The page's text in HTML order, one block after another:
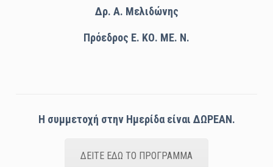
Δρ. Α. Μελιδώνης
Πρόεδρος Ε. ΚΟ. ΜΕ. Ν.
Η συμμετοχή στην Ημερίδα είναι ΔΩΡΕΑΝ.
ΔΕΙΤΕ ΕΔΩ ΤΟ ΠΡΟΓΡΑΜΜΑ